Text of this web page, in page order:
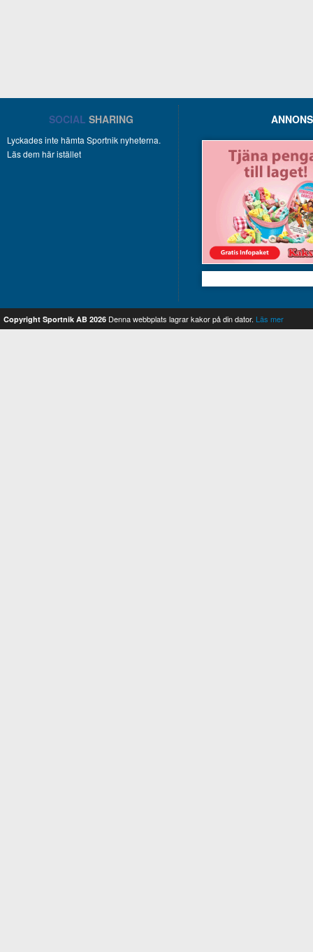
SOCIAL SHARING
Lyckades inte hämta Sportnik nyheterna.
Läs dem här istället
Copyright Sportnik AB 2026 Denna webbplats lagrar kakor på din dator. Läs mer